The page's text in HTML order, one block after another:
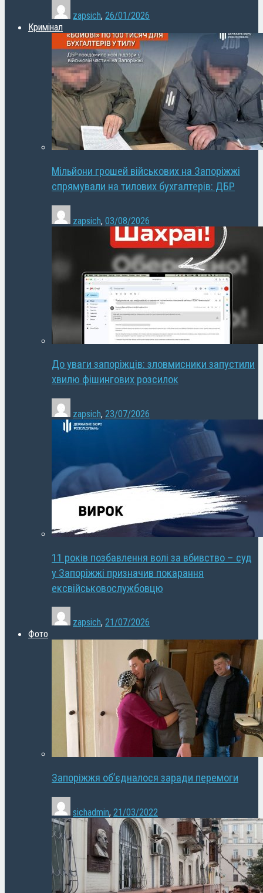
zapsich, 26/01/2026
Кримінал
Мільйони грошей військових на Запоріжжі
спрямували на тилових бухгалтерів: ДБР
zapsich, 03/08/2026
До уваги запоріжців: зловмисники запустили
хвилю фішингових розсилок
zapsich, 23/07/2026
11 років позбавлення волі за вбивство – суд
у Запоріжжі призначив покарання
ексвійськовослужбовцю
zapsich, 21/07/2026
Фото
Запоріжжя об’єдналося заради перемоги
sichadmin, 21/03/2022